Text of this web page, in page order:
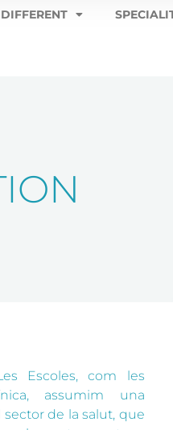
o
g
r
Escoles, com les
assumim una
de la salut, que